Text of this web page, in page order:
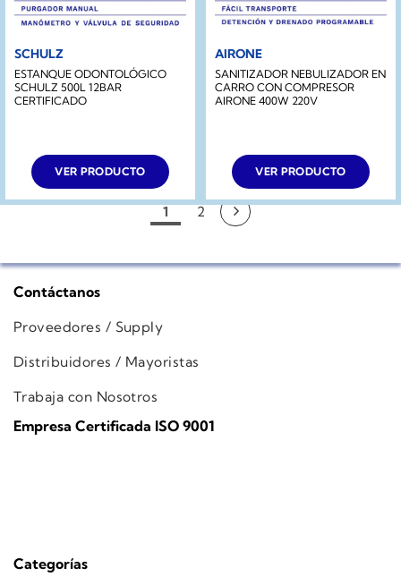
SCHULZ
ESTANQUE ODONTOLÓGICO
SCHULZ 500L 12BAR
CERTIFICADO
VER PRODUCTO
AIRONE
SANITIZADOR NEBULIZADOR EN
CARRO CON COMPRESOR
AIRONE 400W 220V
VER PRODUCTO
1 2
Categorías
Contáctanos
Proveedores / Supply
Distribuidores / Mayoristas
Trabaja con Nosotros
Empresa Certificada ISO 9001